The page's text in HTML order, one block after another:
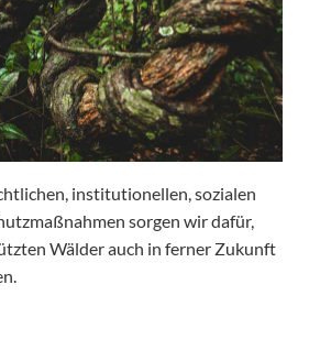
institutionellen, sozialen
sorgen wir dafür,
Wälder auch in ferner Zukunft